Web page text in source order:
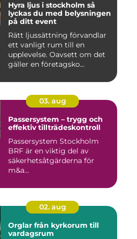
Hyra ljus i stockholm så
lyckas du med belysningen
på ditt event
Rätt ljussättning förvandlar
ett vanligt rum till en
upplevelse. Oavsett om det
gäller en företagsko...
03. aug
Passersystem – trygg och
effektiv tillträdeskontroll
Passersystem Stockholm
BRF är en viktig del av
säkerhetsåtgärderna för
m&a...
02. aug
Orglar från kyrkorum till
vardagsrum